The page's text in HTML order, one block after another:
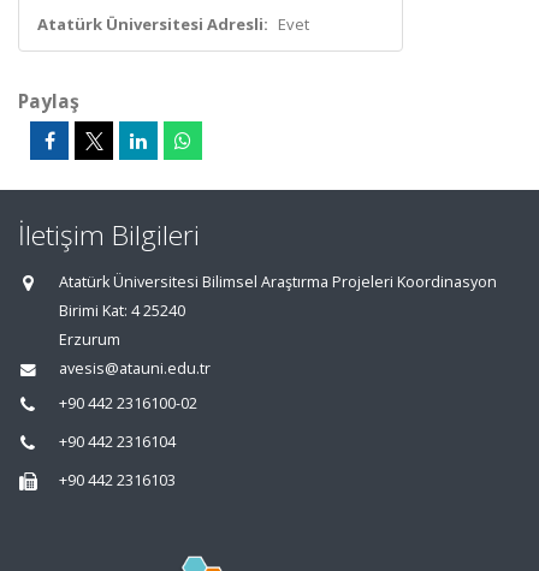
Atatürk Üniversitesi Adresli: Evet
Paylaş
İletişim Bilgileri
Atatürk Üniversitesi Bilimsel Araştırma Projeleri Koordinasyon
Birimi Kat: 4 25240
Erzurum
avesis@atauni.edu.tr
+90 442 2316100-02
+90 442 2316104
+90 442 2316103